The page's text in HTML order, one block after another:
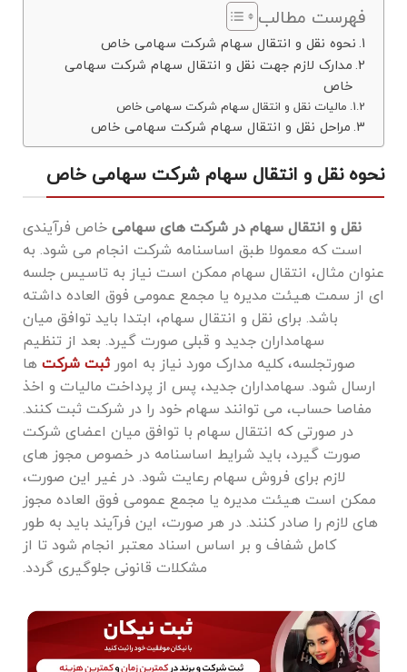
فهرست مطالب
نحوه نقل و انتقال سهام شرکت سهامی خاص
مدارک لازم جهت نقل و انتقال سهام شرکت سهامی
خاص
مالیات نقل و انتقال سهام شرکت سهامی خاص
مراحل نقل و انتقال سهام شرکت سهامی خاص
نحوه نقل و انتقال سهام شرکت سهامی خاص
نقل و انتقال سهام در شرکت‌ های سهامیخاص فرآیندی
است که معمولا طبق اساسنامه شرکت انجام می ‌شود. به
عنوان مثال، انتقال سهام ممکن است نیاز به تاسیس جلسه
‌ای از سمت هیئت مدیره یا مجمع عمومی فوق ‌العاده داشته
باشد. برای نقل و انتقال سهام، ابتدا باید توافق میان
سهامداران جدید و قبلی صورت گیرد. بعد از تنظیم
صورتجلسه، کلیه مدارک مورد نیاز به امورثبت شرکت‌ها
ارسال شود. سهامداران جدید، پس از پرداخت مالیات و اخذ
مفاصا حساب، می ‌توانند سهام خود را در شرکت ثبت کنند.
در صورتی که انتقال سهام با توافق میان اعضای شرکت
صورت گیرد، باید شرایط اساسنامه در خصوص مجوز‌ های
لازم برای فروش سهام رعایت شود. در غیر این صورت،
ممکن است هیئت مدیره یا مجمع عمومی فوق ‌العاده مجوز
های لازم را صادر کنند. در هر صورت، این فرآیند باید به طور
کامل شفاف و بر اساس اسناد معتبر انجام شود تا از
مشکلات قانونی جلوگیری گردد.